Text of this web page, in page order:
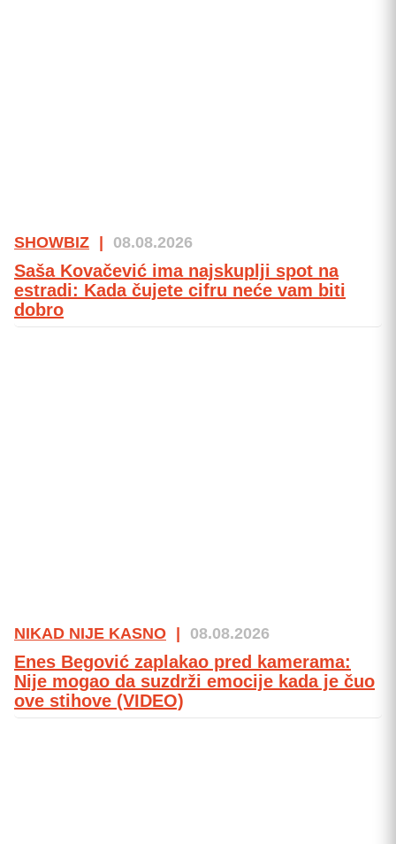
SHOWBIZ | 08.08.2026
Saša Kovačević ima najskuplji spot na
estradi: Kada čujete cifru neće vam biti
dobro
NIKAD NIJE KASNO 08.08.2026
Enes Begović zaplakao pred kamerama:
Nije mogao da suzdrži emocije kada je čuo
ove stihove (VIDEO)